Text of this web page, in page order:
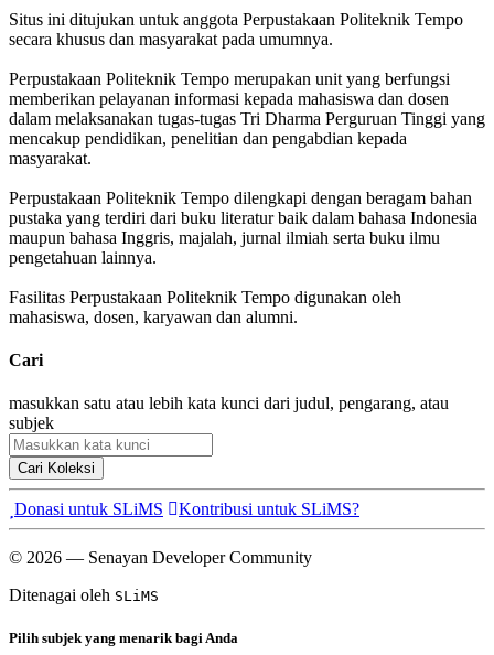
Situs ini ditujukan untuk anggota Perpustakaan Politeknik Tempo
secara khusus dan masyarakat pada umumnya.
Perpustakaan Politeknik Tempo merupakan unit yang berfungsi
memberikan pelayanan informasi kepada mahasiswa dan dosen
dalam melaksanakan tugas-tugas Tri Dharma Perguruan Tinggi yang
mencakup pendidikan, penelitian dan pengabdian kepada
masyarakat.
Perpustakaan Politeknik Tempo dilengkapi dengan beragam bahan
pustaka yang terdiri dari buku literatur baik dalam bahasa Indonesia
maupun bahasa Inggris, majalah, jurnal ilmiah serta buku ilmu
pengetahuan lainnya.
Fasilitas Perpustakaan Politeknik Tempo digunakan oleh
mahasiswa, dosen, karyawan dan alumni.
Cari
masukkan satu atau lebih kata kunci dari judul, pengarang, atau
subjek
Cari Koleksi
Donasi untuk SLiMS Kontribusi untuk SLiMS?
© 2026 — Senayan Developer Community
Ditenagai oleh SLiMS
Pilih subjek yang menarik bagi Anda